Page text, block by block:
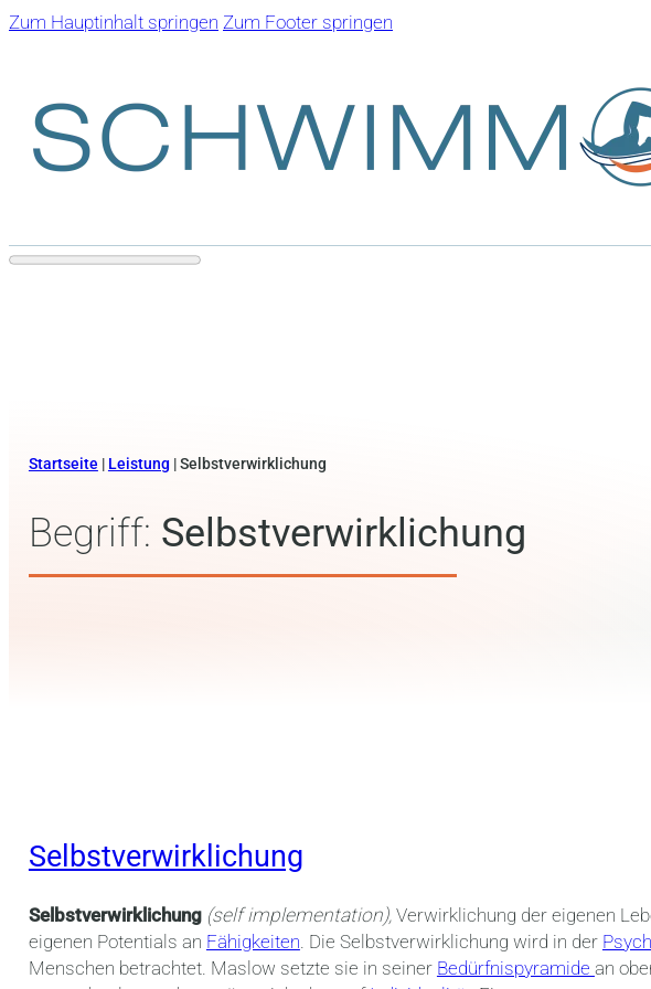
Zum Hauptinhalt springen Zum Footer springen
Startseite | Leistung |Selbstverwirklichung
Begriff: Selbstverwirklichung
Selbstverwirklichung
Selbstverwirklichung (self implementation), Verwirklichung der eigenen
eigenen Potentials an Fähigkeiten. Die Selbstverwirklichung wird in der
Menschen betrachtet. Maslow setzte sie in seiner Bedürfnispyramide an